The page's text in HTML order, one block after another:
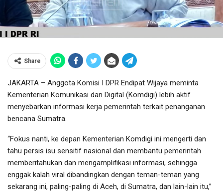
Share
JAKARTA – Anggota Komisi I DPR Endipat Wijaya meminta
Kementerian Komunikasi dan Digital (Komdigi) lebih aktif
menyebarkan informasi kerja pemerintah terkait penanganan
bencana Sumatra.
“Fokus nanti, ke depan Kementerian Komdigi ini mengerti dan
tahu persis isu sensitif nasional dan membantu pemerintah
memberitahukan dan mengamplifikasi informasi, sehingga
enggak kalah viral dibandingkan dengan teman-teman yang
sekarang ini, paling-paling di Aceh, di Sumatra, dan lain-lain itu,”